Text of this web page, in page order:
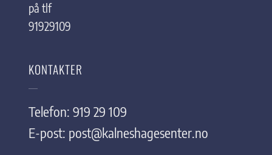
på tlf
91929109
KONTAKTER
Telefon: 919 29 109
E-post: post@kalneshagesenter.no